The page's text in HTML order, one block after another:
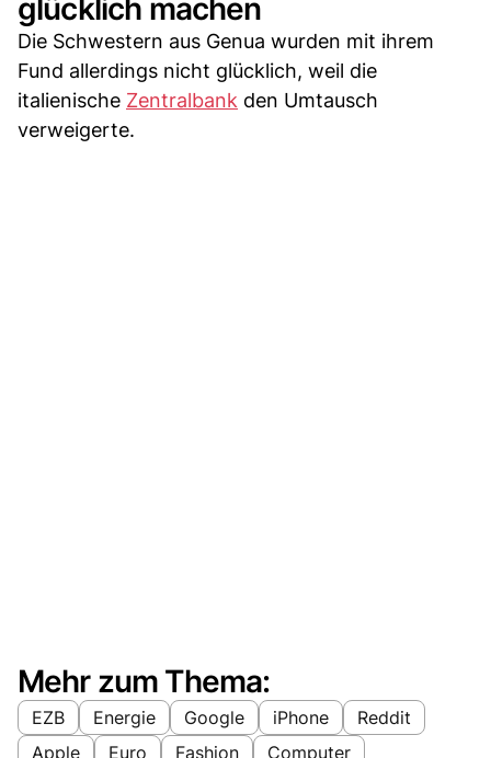
glücklich machen
Die Schwestern aus Genua wurden mit ihrem
Fund allerdings nicht glücklich, weil die
italienische Zentralbank den Umtausch
verweigerte.
Mehr zum Thema:
EZB Energie Google iPhone
Reddit
Apple
Euro Fashion Computer